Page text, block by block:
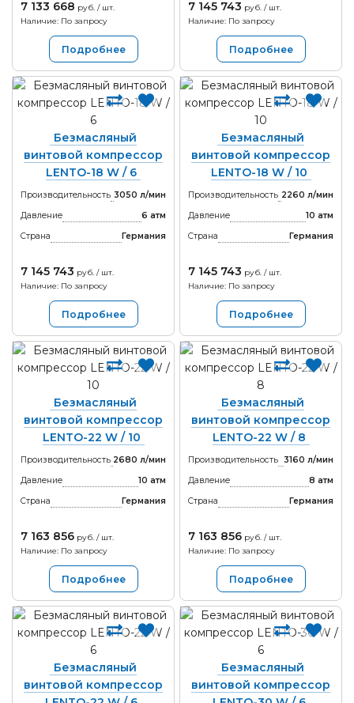
7 133 668 руб. / шт.
Наличие: По запросу
Подробнее
7 145 743 руб. / шт.
Наличие: По запросу
Подробнее
Безмасляный
винтовой компрессор
LENTO-18 W / 6
Производительность 3050 л/мин
Давление
6 атм
Страна
Германия
7 145 743 руб. / шт.
Наличие: По запросу
Подробнее
Безмасляный
винтовой компрессор
LENTO-18 W / 10
Производительность 2260 л/мин
Давление
10 атм
Страна
Германия
7 145 743 руб. / шт.
Наличие: По запросу
Подробнее
Безмасляный
винтовой компрессор
LENTO-22 W / 10
Производительность 2680 л/мин
Давление
10 атм
Страна
Германия
7 163 856 руб. / шт.
Наличие: По запросу
Подробнее
Безмасляный
винтовой компрессор
LENTO-22 W / 8
Производительность
3160 л/мин
Давление
8 атм
Страна
Германия
7 163 856 руб. / шт.
Наличие: По запросу
Подробнее
Безмасляный
винтовой компрессор
Безмасляный
винтовой компрессор